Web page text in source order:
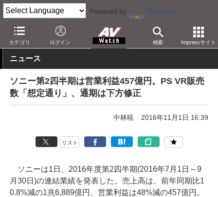
Powered by Translate
カテゴリ ログイン 検索 Impressサイト
AV Watch 動向 業界動向 経営/IR
ニュース
ソニー第2四半期は営業利益457億円。PS VR販売
数「想定通り」、通期は下方修正
中林暁 2016年11月1日 16:39
リスト
ソニーは1日、2016年度第2四半期(2016年7月1日～9
月30日)の連結業績を発表した。売上高は、前年同期比1
0.8%減の1兆6,889億円、営業利益は48%減の457億円。